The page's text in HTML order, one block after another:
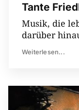
Tante
Musik, die
darüber
Weiterlesen...